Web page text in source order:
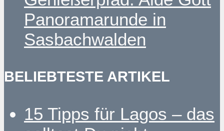
Panoramarunde in
Sasbachwalden
BELIEBTESTE ARTIKEL
15 Tipps für Lagos – das